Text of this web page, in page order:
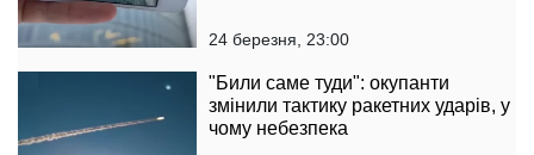
24 березня, 23:00
"Били саме туди": окупанти
змінили тактику ракетних ударів, у
чому небезпека